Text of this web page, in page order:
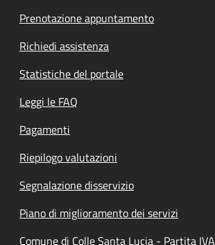
Prenotazione appuntamento
Richiedi assistenza
Statistiche del portale
Leggi le FAQ
Pagamenti
Riepilogo valutazioni
Segnalazione disservizio
Piano di miglioramento dei servizi
Comune di Colle Santa Lucia - Partita IVA